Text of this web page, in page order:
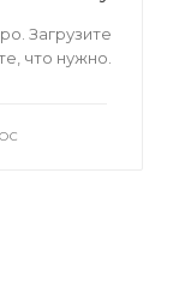
Загрузите
что нужно.